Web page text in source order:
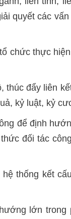
quyết các
chức thực
thúc đẩy liên
kỷ luật, kỷ
để định
đối tác
thống kết
lớn trong